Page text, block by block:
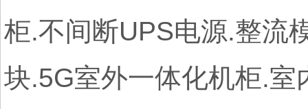
柜.不间断UPS电源.整流
块.5G室外一体化机柜.